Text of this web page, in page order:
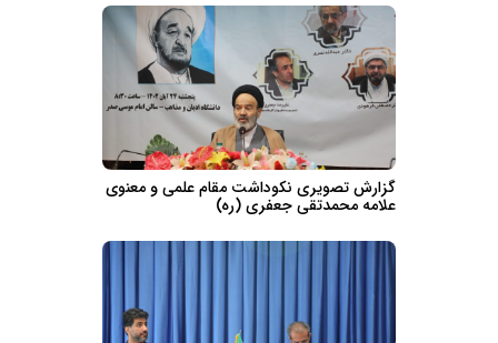
گزارش تصویری نکوداشت مقام علمی و معنوی
علامه محمدتقی جعفری (ره)